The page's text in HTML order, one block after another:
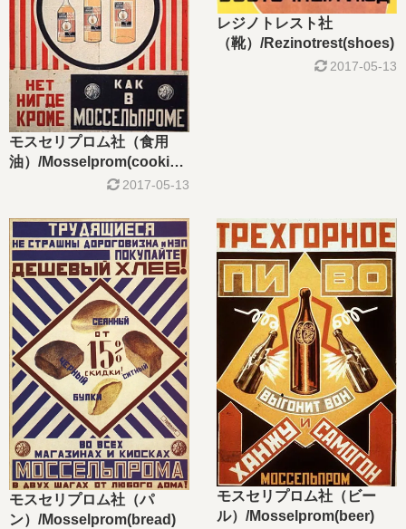
モスセリプロム社（食用
油）/Mosselprom(cooking
2017-05-13
レジノトレスト社
（靴）/Rezinotrest(shoes)
2017-05-13
モスセリプロム社（パ
ン）/Mosselprom(bread)
モスセリプロム社（ビー
ル）/Mosselprom(beer)